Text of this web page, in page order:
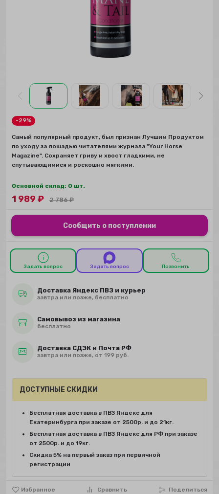
-29%
Самый популярный продукт, был признан Лучшим Продуктом
по уходу за лошадью читателями журнала "Your Horse
Magazine". Сохраняет гриву и хвост гладкими, не
спутывающимися и роскошно мягкими.
Основной склад: 0 шт.
1 989 ₽ 2 786₽
Сообщить о поступлении
Задать вопрос Задать вопрос Позвонить
Доставка Яндекс ПВЗ и курьер
завтра или позже, бесплатно
Самовывоз из магазина
бесплатно
Доставка СДЭК и Почта РФ
завтра или позже, от 199 руб.
Избранное Сравнить Поделиться
ДОСТУПНЫЕ СКИДКИ
Бесплатная доставка в ПВЗ Яндекс для
Екатеринбурга при заказе от 2500р. и до 21кг.
Бесплатная доставка в ПВЗ Яндекс для РФ при заказе
от 2500р. и до 19кг.
Скидка 5% на первый заказ при первичной
регистрации